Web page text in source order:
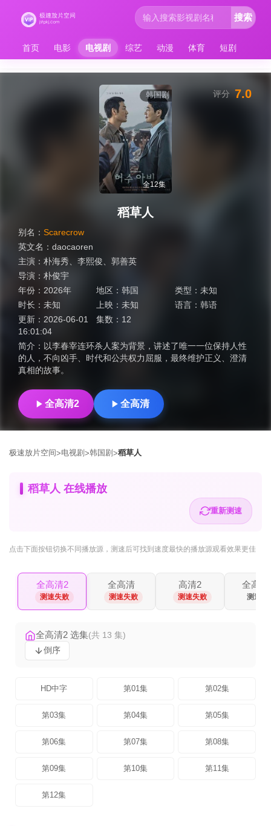
首页 电影 电视剧 综艺 动漫 体育 短剧
搜索
韩国剧
全12集
稻草人
别名： Scarecrow
英文名： daocaoren
主演： 朴海秀 李熙俊
郭善英
导演： 朴俊宇
年份： 2026年 地区：韩国 类型： 未知
时长： 未知 上映：未知 语言： 韩语
更新： 2026-06-01
16:01:04
集数： 12
简介： 以李春宰连环杀人案为背景，讲述了唯一一位保持人性
的人，不向凶手、时代和公共权力屈服，最终维护正义、澄清
真相的故事。
评分 7.0
全高清2 全高清
极速放片空间>电视剧 >韩国剧 >稻草人
稻草人 在线播放
重新测速
点击下面按钮切换不同播放源 ，测速后可找到速度最快的播放源观看效果更佳
全高清2
测速失败
全高清
测速失败
高清2
测速失败
全高清
测速中
全高清2 选集(共 13 集)
倒序
HD中字 第01集 第02集
第03集 第04集 第05集
第06集 第07集 第08集
第09集 第10集 第11集
第12集